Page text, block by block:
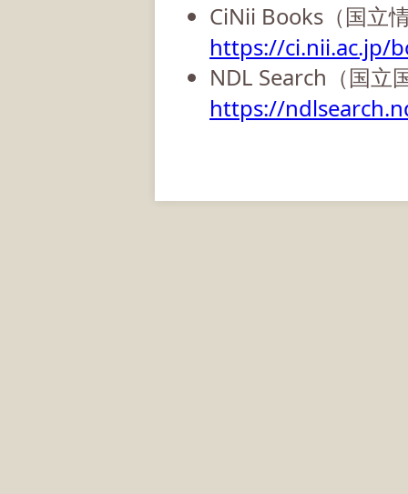
CiNii Books（国立
https://ci.nii.ac.jp/
NDL Search（国立
https://